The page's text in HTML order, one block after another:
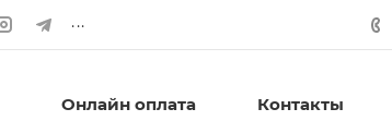
...
Онлайн оплата Контакты